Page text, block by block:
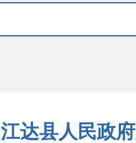
江达县人民政